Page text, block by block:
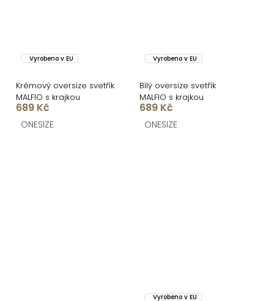
Vyrobeno v EU
Krémový oversize svetřík
MALFIO s krajkou
689 Kč
ONESIZE
Vyrobeno v EU
Bílý oversize svetřík
MALFIO s krajkou
689 Kč
ONESIZE
Vyrobeno v EU